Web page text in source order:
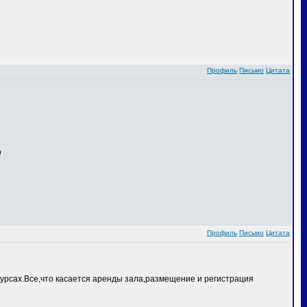
Профиль Письмо Цитата
Профиль Письмо Цитата
касается аренды зала,размещение и регистрация